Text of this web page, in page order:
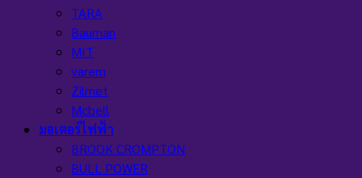
TARA
Bauman
MIT
varem
Zilmet
Mcbell
มอเตอร์ไฟฟ้า
BROOK CROMPTON
BULL POWER